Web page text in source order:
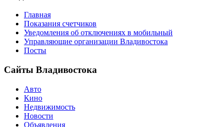
Главная
Показания счетчиков
Уведомления об отключениях в мобильный
Управляющие организации Владивостока
Посты
Сайты Владивостока
Авто
Кино
Недвижимость
Новости
Объявления